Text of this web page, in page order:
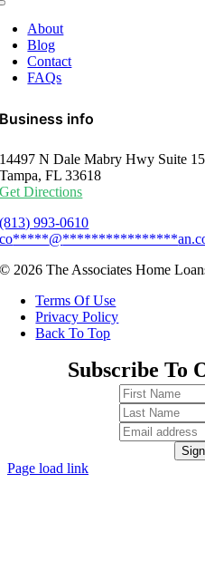
About
Blog
Contact
FAQs
Business info
14497 N Dale Mabry Hwy Suite
Tampa, FL 33618
Get Directions
(813) 993-0610
co*****@****************
© 2026 The Associates Home
Terms Of Use
Privacy Policy
Back To Top
Subscribe To
Page load link